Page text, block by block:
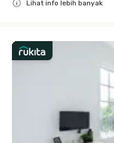
Lihat info lebih banyak